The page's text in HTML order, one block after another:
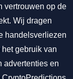
vertrouwen op de
Wij dragen
handelsverliezen
gebruik van
advertenties en